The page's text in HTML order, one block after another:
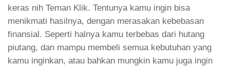
keras nih Teman Klik. Tentunya kamu ingin bisa
menikmati hasilnya, dengan merasakan kebebasan
finansial. Seperti halnya kamu terbebas dari hutang
piutang, dan mampu membeli semua kebutuhan yang
kamu inginkan, atau bahkan mungkin kamu juga ingin